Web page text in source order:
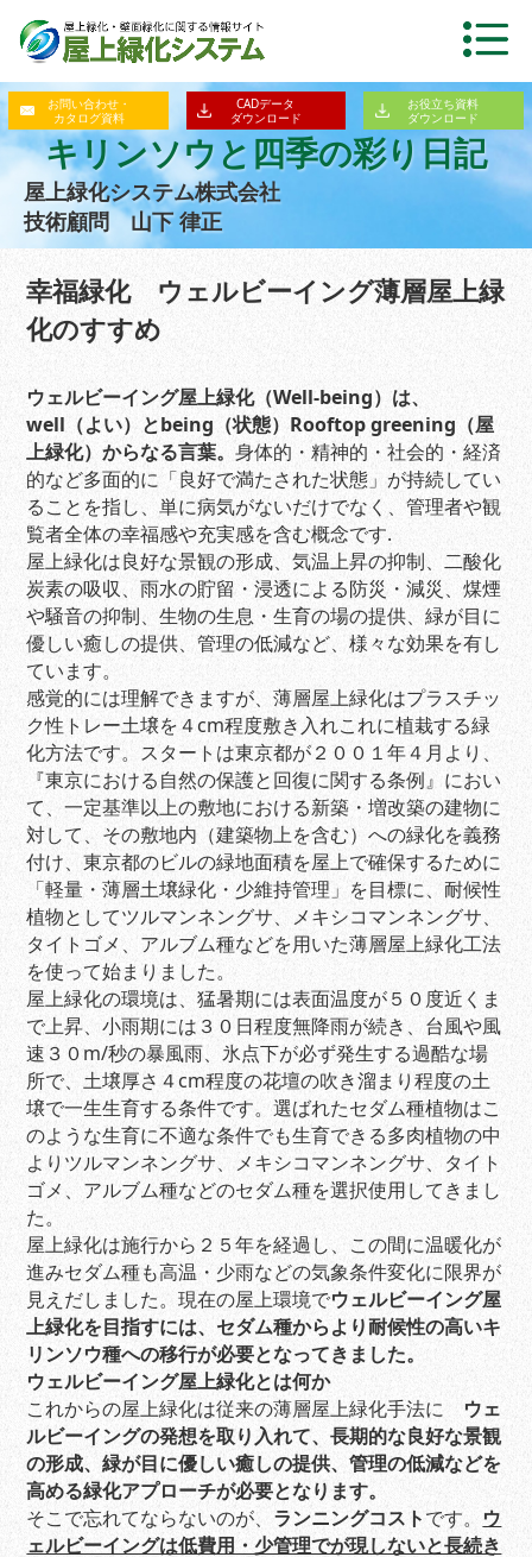
お問い合わせ・
カタログ資料
CADデータ
ダウンロード
お役立ち資料
ダウンロード
キリンソウと四季の彩り日記
屋上緑化システム株式会社
技術顧問 山下 律正
幸福緑化 ウェルビーイング薄層屋上緑
化のすすめ
ウェルビーイング屋上緑化（Well-being）は、
well（よい）とbeing（状態）Rooftop greening（屋
上緑化）からなる言葉。身体的・精神的・社会的・経済
的など多面的に「良好で満たされた状態」が持続してい
ることを指し、単に病気がないだけでなく、管理者や観
覧者全体の幸福感や充実感を含む概念です.
屋上緑化は良好な景観の形成、気温上昇の抑制、二酸化
炭素の吸収、雨水の貯留・浸透による防災・減災、煤煙
や騒音の抑制、生物の生息・生育の場の提供、緑が目に
優しい癒しの提供、管理の低減など、様々な効果を有し
ています。
感覚的には理解できますが、薄層屋上緑化はプラスチッ
ク性トレー土壌を４cm程度敷き入れこれに植栽する緑
化方法です。スタートは東京都が２００１年４月より、
『東京における自然の保護と回復に関する条例』におい
て、一定基準以上の敷地における新築・増改築の建物に
対して、その敷地内（建築物上を含む）への緑化を義務
付け、東京都のビルの緑地面積を屋上で確保するために
「軽量・薄層土壌緑化・少維持管理」を目標に、耐候性
植物としてツルマンネングサ、メキシコマンネングサ、
タイトゴメ、アルブム種などを用いた薄層屋上緑化工法
を使って始まりました。
屋上緑化の環境は、猛暑期には表面温度が５０度近くま
で上昇、小雨期には３０日程度無降雨が続き、台風や風
速３０m/秒の暴風雨、氷点下が必ず発生する過酷な場
所で、土壌厚さ４cm程度の花壇の吹き溜まり程度の土
壌で一生生育する条件です。選ばれたセダム種植物はこ
のような生育に不適な条件でも生育できる多肉植物の中
よりツルマンネングサ、メキシコマンネングサ、タイト
ゴメ、アルブム種などのセダム種を選択使用してきまし
た。
屋上緑化は施行から２５年を経過し、この間に温暖化が
進みセダム種も高温・少雨などの気象条件変化に限界が
見えだしました。現在の屋上環境でウェルビーイング屋
上緑化を目指すには、セダム種からより耐候性の高いキ
リンソウ種への移行が必要となってきました。
ウェルビーイング屋上緑化とは何か
これからの屋上緑化は従来の薄層屋上緑化手法に ウェ
ルビーイングの発想を取り入れて、長期的な良好な景観
の形成、緑が目に優しい癒しの提供、管理の低減などを
高める緑化アプローチが必要となります。
そこで忘れてならないのが、 ランニングコストです。 ウ
ェルビーイングは低費用・少管理でが現しないと長続き